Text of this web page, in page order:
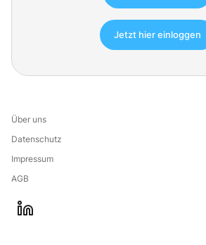
Jetzt hier einloggen
Über uns
Datenschutz
Impressum
AGB